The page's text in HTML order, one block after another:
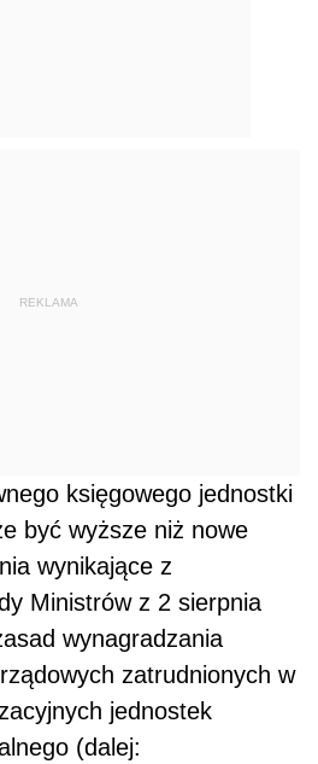
REKLAMA
księgowego jednostki
być wyższe niż nowe
wynikające z
Ministrów z 2 sierpnia
wynagradzania
zatrudnionych w
jednostek
(dalej: